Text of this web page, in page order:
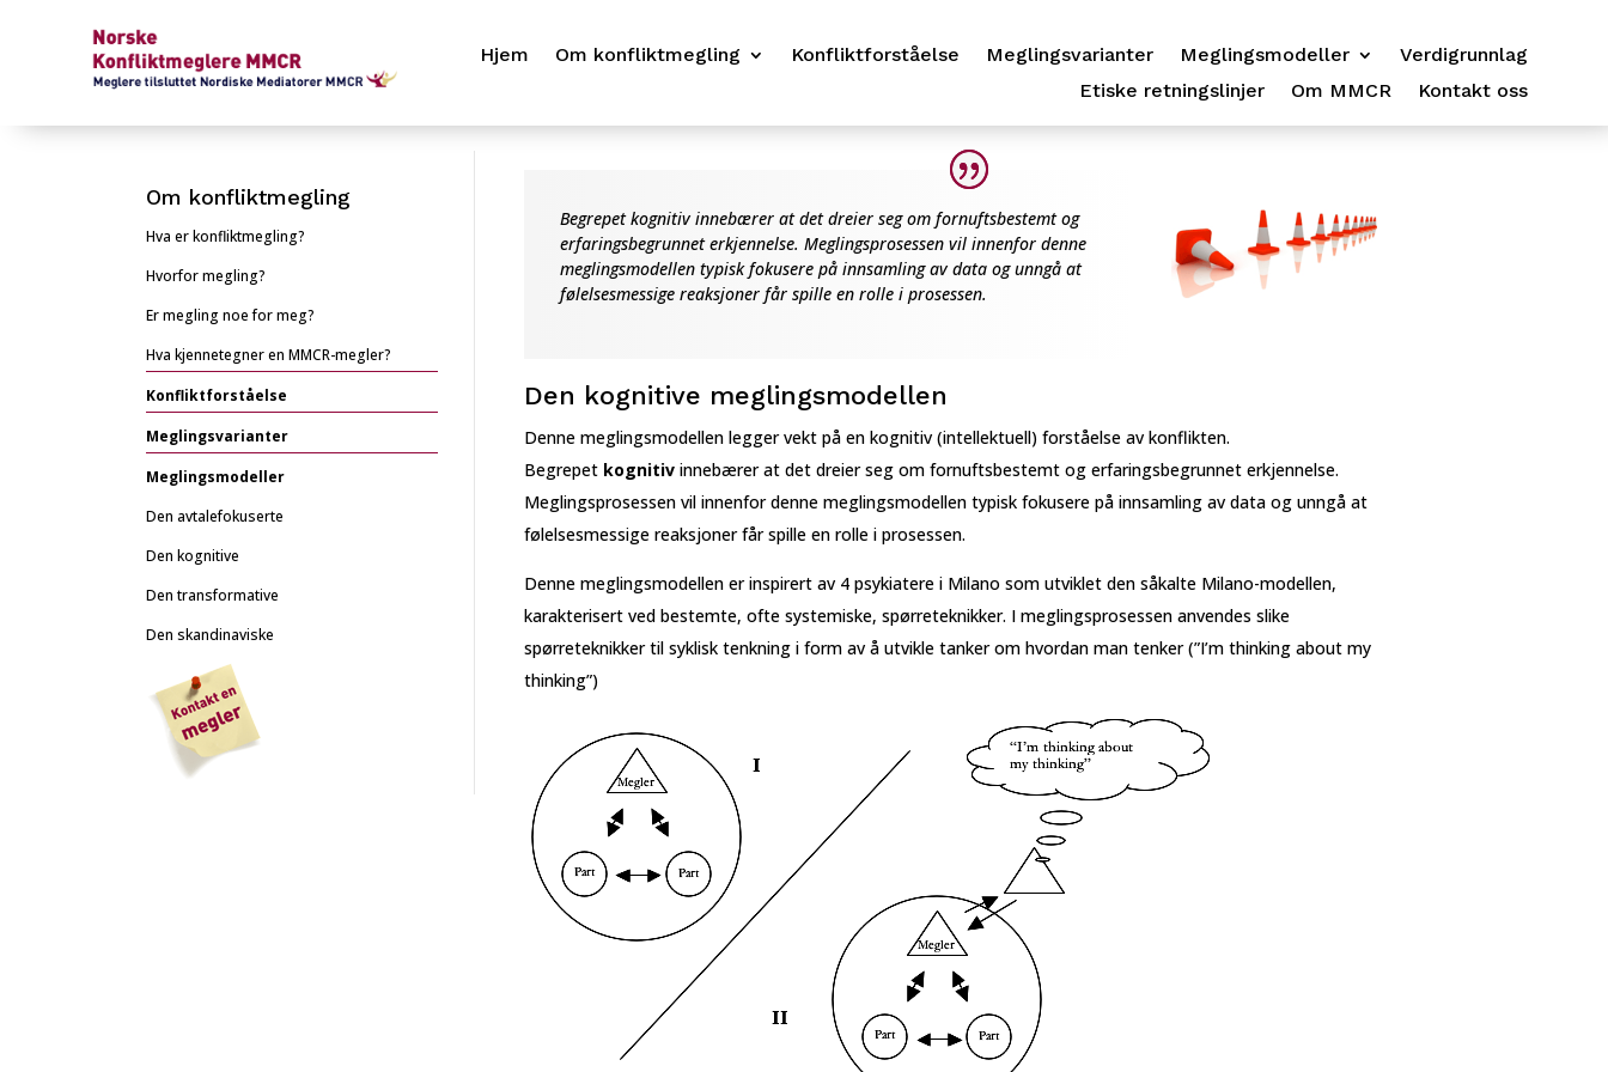
Hjem Om konfliktmegling Konfliktforståelse Meglingsvarianter Meglingsmodeller
Verdigrunnlag
Etiske retningslinjer
Om MMCR Kontakt oss
Om konfliktmegling
Hva er konfliktmegling?
Hvorfor megling?
Er megling noe for meg?
Hva kjennetegner en MMCR-megler?
Konfliktforståelse
Meglingsvarianter
Meglingsmodeller
Den avtalefokuserte
Den kognitive
Den transformative
Den skandinaviske
Begrepet kognitiv innebærer at det dreier seg om fornuftsbestemt og
erfaringsbegrunnet erkjennelse. Meglingsprosessen vil innenfor denne
meglingsmodellen typisk fokusere på innsamling av data og unngå at
følelsesmessige reaksjoner får spille en rolle i prosessen.
Den kognitive meglingsmodellen
Denne meglingsmodellen legger vekt på en kognitiv (intellektuell) forståelse av konflikten.
Begrepet kognitiv innebærer at det dreier seg om fornuftsbestemt og erfaringsbegrunnet erkjennelse.
Meglingsprosessen vil innenfor denne meglingsmodellen typisk fokusere på innsamling av data og unngå at
følelsesmessige reaksjoner får spille en rolle i prosessen.
Denne meglingsmodellen er inspirert av 4 psykiatere i Milano som utviklet den såkalte Milano-modellen,
karakterisert ved bestemte, ofte systemiske, spørreteknikker. I meglingsprosessen anvendes slike
spørreteknikker til syklisk tenkning i form av å utvikle tanker om hvordan man tenker (”I’m thinking about my
thinking”)